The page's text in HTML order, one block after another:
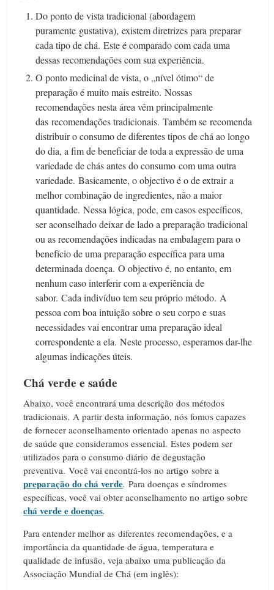
Do ponto de vista tradicional (abordagem
puramente gustativa), existem diretrizes para preparar
cada tipo de chá. Este é comparado com cada uma
dessas recomendações com sua experiência.
O ponto medicinal de vista, o „nível ótimo“ de
preparação é muito mais estreito. Nossas
recomendações nesta área vêm principalmente
das recomendações tradicionais. Também se recomenda
distribuir o consumo de diferentes tipos de chá ao longo
do dia, a fim de beneficiar de toda a expressão de uma
variedade de chás antes do consumo com uma outra
variedade. Basicamente, o objectivo é o de extrair a
melhor combinação de ingredientes, não a maior
quantidade. Nessa lógica, pode, em casos específicos,
ser aconselhado deixar de lado a preparação tradicional
ou as recomendações indicadas na embalagem para o
benefício de uma preparação específica para uma
determinada doença. O objectivo é, no entanto, em
nenhum caso interferir com a experiência de
sabor. Cada indivíduo tem seu próprio método. A
pessoa com boa intuição sobre o seu corpo e suas
necessidades vai encontrar uma preparação ideal
correspondente a ela. Neste processo, esperamos dar-lhe
algumas indicações úteis.
Chá verde e saúde
Abaixo, você encontrará uma descrição dos métodos
tradicionais. A partir desta informação, nós fomos capazes
de fornecer aconselhamento orientado apenas no aspecto
de saúde que consideramos essencial. Estes podem ser
utilizados para o consumo diário de degustação
preventiva. Você vai encontrá-los no artigo sobre a
preparação do chá verde. Para doenças e síndromes
específicas, você vai obter aconselhamento no artigo sobre
chá verde e doenças.
Para entender melhor as diferentes recomendações, e a
importância da quantidade de água, temperatura e
qualidade de infusão, veja abaixo uma publicação da
Associação Mundial de Chá (em inglês):